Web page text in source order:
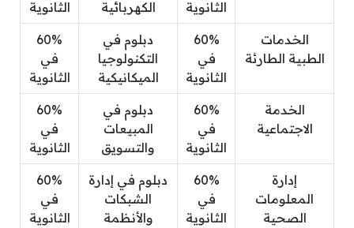
الثانوية
الكهربائية
الثانوية
الخدمات
الطبية الطارئة
60%
في
الثانوية
دبلوم في
التكنولوجيا
الميكانيكية
60%
في
الثانوية
الخدمة
الاجتماعية
60%
في
الثانوية
دبلوم في
المبيعات
والتسويق
60%
في
الثانوية
إدارة
المعلومات
الصحية
60%
في
الثانوية
دبلوم في إدارة
الشبكات
والأنظمة
60%
في
الثانوية